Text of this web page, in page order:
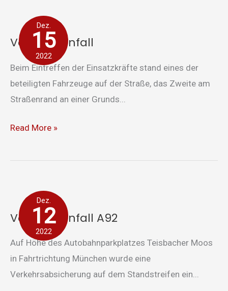
Dez.
15
2022
Verkehrsunfall
Beim Eintreffen der Einsatzkräfte stand eines der
beteiligten Fahrzeuge auf der Straße, das Zweite am
Straßenrand an einer Grunds...
Verkehrsunfall
Read More »
Dez.
12
2022
Verkehrsunfall A92
Auf Höhe des Autobahnparkplatzes Teisbacher Moos
in Fahrtrichtung München wurde eine
Verkehrsabsicherung auf dem Standstreifen ein...
Verkehrsunfall
A92